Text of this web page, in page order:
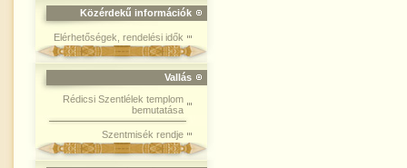
Közérdekű információk
Elérhetőségek, rendelési idők
Vallás
Rédicsi Szentlélek templom
bemutatása
Szentmisék rendje